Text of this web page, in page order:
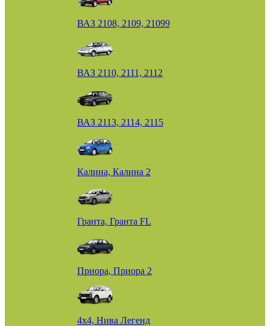
ВАЗ 2108, 2109, 21099
ВАЗ 2110, 2111, 2112
ВАЗ 2113, 2114, 2115
Калина, Калина 2
Гранта, Гранта FL
Приора, Приора 2
4х4, Нива Легенд